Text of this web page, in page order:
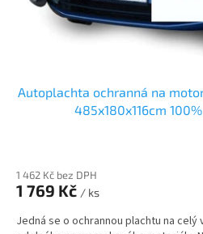
Autoplachta ochranná na
485x180x116cm 100%
1 462 Kč bez DPH
1 769 Kč / ks
Jedná se o ochrannou plachtu na